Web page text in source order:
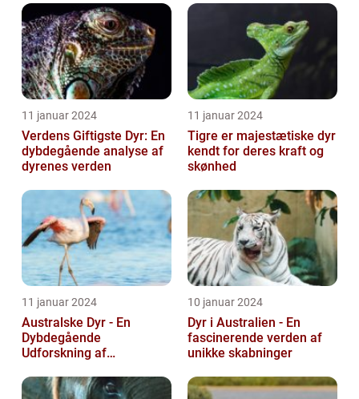
11 januar 2024
Verdens Giftigste Dyr: En
dybdegående analyse af
dyrenes verden
11 januar 2024
Tigre er majestætiske dyr
kendt for deres kraft og
skønhed
11 januar 2024
Australske Dyr - En
Dybdegående
Udforskning af
10 januar 2024
Dyr i Australien - En
fascinerende verden af
unikke skabninger